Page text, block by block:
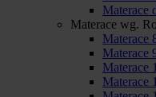
Materace
Materace wg.
Materace
Materace
Materace
Materace